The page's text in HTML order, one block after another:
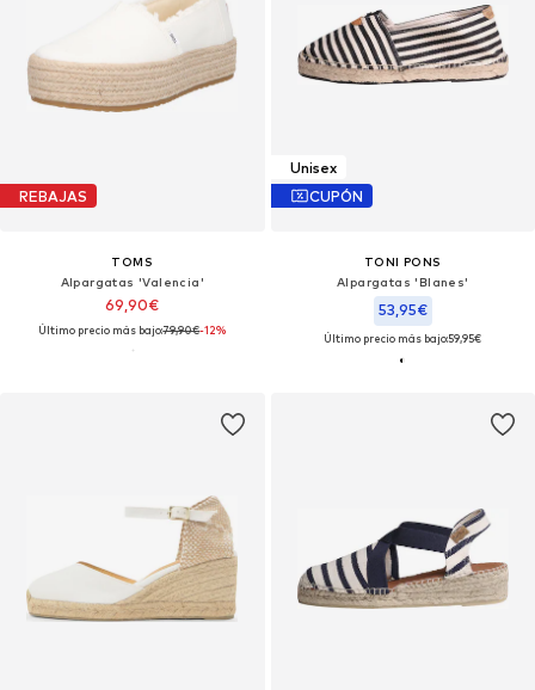
REBAJAS
TOMS
Alpargatas 'Valencia'
69,90€
Último precio más bajo:79,90€-12%
Unisex
CUPÓN
TONI PONS
Alpargatas 'Blanes'
53,95€
Último precio más bajo:59,95€